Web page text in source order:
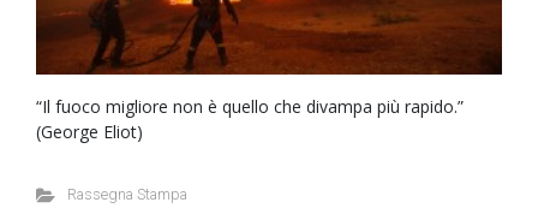
“Il fuoco migliore non è quello che divampa più rapido.”
(George Eliot)
Rassegna Stampa